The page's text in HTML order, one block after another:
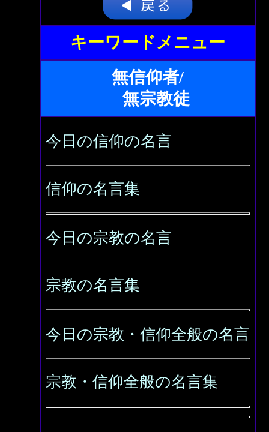
キーワードメニュー
無信仰者/
無宗教徒
今日の信仰の名言
信仰の名言集
今日の宗教の名言
宗教の名言集
今日の宗教・信仰全般の名言
宗教・信仰全般の名言集